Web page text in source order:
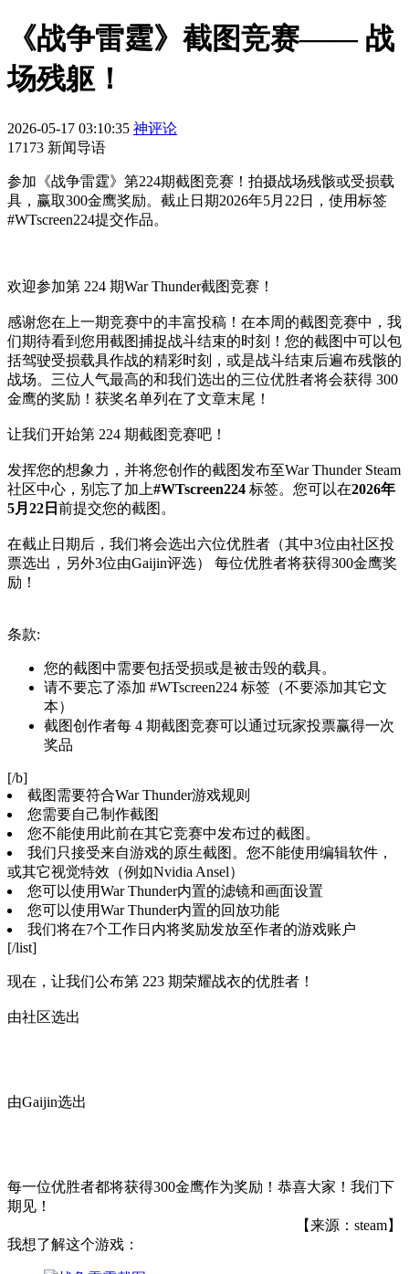
《战争雷霆》截图竞赛—— 战
场残躯！
2026-05-17 03:10:35 神评论
17173 新闻导语
参加《战争雷霆》第224期截图竞赛！拍摄战场残骸或受损载
具，赢取300金鹰奖励。截止日期2026年5月22日，使用标签
#WTscreen224提交作品。
欢迎参加第 224 期War Thunder截图竞赛！
感谢您在上一期竞赛中的丰富投稿！在本周的截图竞赛中，我
们期待看到您用截图捕捉战斗结束的时刻！您的截图中可以包
括驾驶受损载具作战的精彩时刻，或是战斗结束后遍布残骸的
战场。三位人气最高的和我们选出的三位优胜者将会获得 300
金鹰的奖励！获奖名单列在了文章末尾！
让我们开始第 224 期截图竞赛吧！
发挥您的想象力，并将您创作的截图发布至War Thunder Steam
社区中心，别忘了加上#WTscreen224 标签。您可以在2026年
5月22日 前提交您的截图。
在截止日期后，我们将会选出六位优胜者（其中3位由社区投
票选出，另外3位由Gaijin评选） 每位优胜者将获得300金鹰奖
励！
条款:
您的截图中需要包括受损或是被击毁的载具。
请不要忘了添加 #WTscreen224 标签（不要添加其它文
本）
截图创作者每 4 期截图竞赛可以通过玩家投票赢得一次
奖品
[/b]
截图需要符合War Thunder游戏规则
您需要自己制作截图
您不能使用此前在其它竞赛中发布过的截图。
我们只接受来自游戏的原生截图。您不能使用编辑软件，
或其它视觉特效（例如Nvidia Ansel）
您可以使用War Thunder内置的滤镜和画面设置
您可以使用War Thunder内置的回放功能
我们将在7个工作日内将奖励发放至作者的游戏账户
[/list]
现在，让我们公布第 223 期荣耀战衣的优胜者！
由社区选出
由Gaijin选出
每一位优胜者都将获得300金鹰作为奖励！恭喜大家！我们下
期见！
【来源：steam】
我想了解这个游戏：